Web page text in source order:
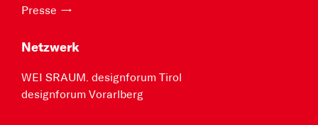
Presse
Netzwerk
WEI SRAUM. designforum Tirol
designforum Vorarlberg